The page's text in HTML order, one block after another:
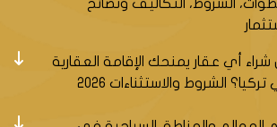
الشروط، التكاليف ونصائح
أي عقار يمنحك الإقامة العقارية
الشروط والاستثناءات 2026